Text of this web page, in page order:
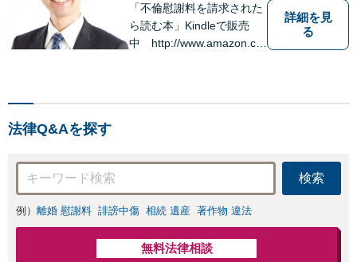
「不倫慰謝料を請求された
ら読む本」Kindleで販売
中 http://www.amazon.co.
詳細を見
る
法律Q&Aを探す
検索
例） 離婚 慰謝料 誹謗中傷 相続 遺産 著作物 違法
無料法律相談